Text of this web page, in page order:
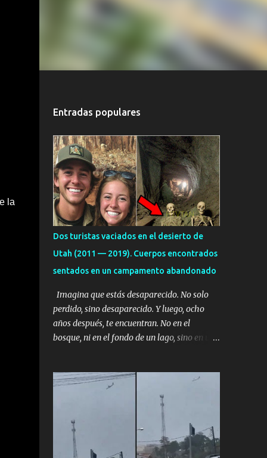
la
Entradas populares
Dos turistas vaciados en el desierto de
Utah (2011 — 2019). Cuerpos encontrados
sentados en un campamento abandonado
Imagina que estás desaparecido. No solo
perdido, sino desaparecido. Y luego, ocho
años después, te encuentran. No en el
bosque, ni en el fondo de un lago, sino en una
querido. Parece que simplemente te has
quedado dormido, pero estás muerto, con los
huesos de las piernas rotos. Esta no es una
historia de monstruos de película. Esta es la
historia real de Sarah y Andrew. Es la
historia de cómo un viaje de tres días al